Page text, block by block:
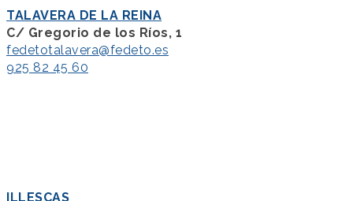
TALAVERA DE LA REINA
C/ Gregorio de los Ríos, 1
fedetotalavera@fedeto.es
925 82 45 60
ILLESCAS